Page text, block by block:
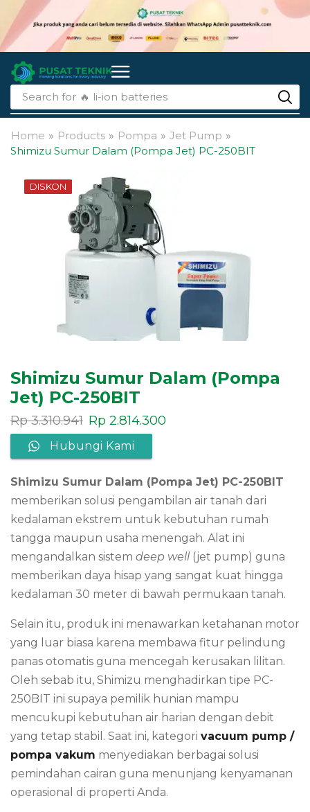
Search for 🔥 li-ion batteries
Home » Products » Pompa » Jet Pump »
Shimizu Sumur Dalam (Pompa Jet) PC-250BIT
DISKON
Shimizu Sumur Dalam (Pompa
Jet) PC-250BIT
Rp3.310.941 Rp 2.814.300
Hubungi Kami
Shimizu Sumur Dalam (Pompa Jet) PC-250BIT
memberikan solusi pengambilan air tanah dari
kedalaman ekstrem untuk kebutuhan rumah
tangga maupun usaha menengah. Alat ini
mengandalkan sistem deep well (jet pump) guna
memberikan daya hisap yang sangat kuat hingga
kedalaman 30 meter di bawah permukaan tanah.
Selain itu, produk ini menawarkan ketahanan motor
yang luar biasa karena membawa fitur pelindung
panas otomatis guna mencegah kerusakan lilitan.
Oleh sebab itu, Shimizu menghadirkan tipe PC-
250BIT ini supaya pemilik hunian mampu
mencukupi kebutuhan air harian dengan debit
yang tetap stabil. Saat ini, kategori vacuum pump /
pompa vakum menyediakan berbagai solusi
pemindahan cairan guna menunjang kenyamanan
operasional di properti Anda.